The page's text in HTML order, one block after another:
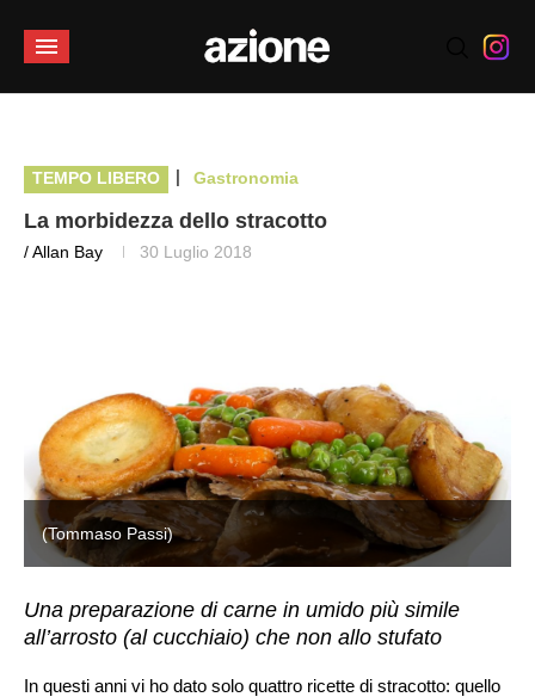
TEMPO LIBERO | Gastronomia
La morbidezza dello stracotto
/ Allan Bay 30 Luglio 2018
(Tommaso Passi)
Una preparazione di carne in umido più simile
all’arrosto (al cucchiaio) che non allo stufato
In questi anni vi ho dato solo quattro ricette di stracotto: quello